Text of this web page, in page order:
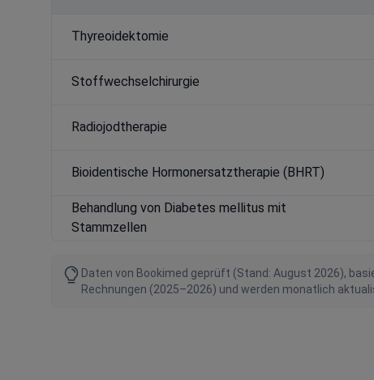
Thyreoidektomie
Stoffwechselchirurgie
Radiojodtherapie
Bioidentische Hormonersatztherapie (BHRT)
Behandlung von Diabetes mellitus mit
Stammzellen
Daten von Bookimed geprüft (Stand: August 2026),
Rechnungen (2025–2026) und werden monatlich